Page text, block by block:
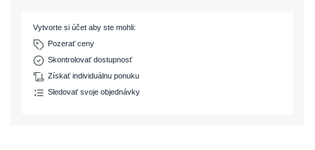
Vytvorte si účet aby ste mohli:
Pozerať ceny
Skontrolovať dostupnosť
Získať individuálnu ponuku
Sledovať svoje objednávky